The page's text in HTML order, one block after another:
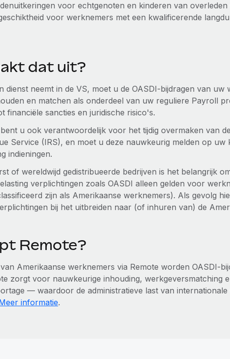
voor echtgenoten en kinderen van
voor werknemers met een kwalificerende
dat uit?
dienst neemt in de VS, moet u de OASDI-bijdragen van
en matchen als onderdeel van uw reguliere Payroll
financiële sancties en juridische risico's.
u ook verantwoordelijk voor het tijdig overmaken van
Service (IRS), en moet u deze nauwkeurig melden op uw
indieningen.
of wereldwijd gedistribueerde bedrijven is het belangrijk
verplichtingen zoals OASDI alleen gelden voor
zijn als Amerikaanse werknemers). Als gevolg
bij het uitbreiden naar (of inhuren van) de
Remote?
Amerikaanse werknemers via Remote worden OASDI-
zorgt voor nauwkeurige inhouding, werkgeversmatching
— waardoor de administratieve last van
informatie.